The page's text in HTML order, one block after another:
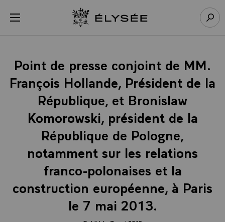
menu Retour à l’accueil Élysée
Point de presse conjoint de MM.
François Hollande, Président de la
République, et Bronislaw
Komorowski, président de la
République de Pologne,
notamment sur les relations
franco-polonaises et la
construction européenne, à Paris
le 7 mai 2013.
Panneau de gestion des cookies